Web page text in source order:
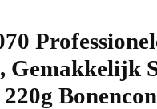
Gemakkelijk